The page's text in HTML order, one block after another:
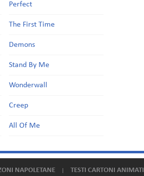
Perfect
The First Time
Demons
Stand By Me
Wonderwall
Creep
All Of Me
NAPOLETANE TESTI CARTONI ANIMATI